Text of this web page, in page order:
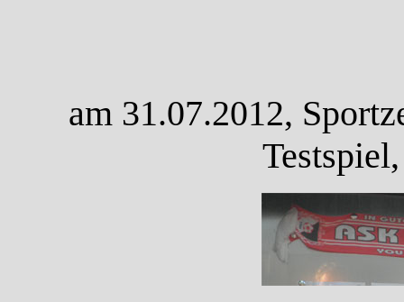
am 31.07.2012,